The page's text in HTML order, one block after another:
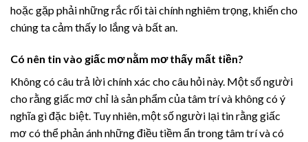
hoặc gặp phải những rắc rối tài chính nghiêm trọng, khiến cho
chúng ta cảm thấy lo lắng và bất an.
Có nên tin vào giấc mơ nằm mơ thấy mất tiền?
Không có câu trả lời chính xác cho câu hỏi này. Một số người
cho rằng giấc mơ chỉ là sản phẩm của tâm trí và không có ý
nghĩa gì đặc biệt. Tuy nhiên, một số người lại tin rằng giấc
mơ có thể phản ánh những điều tiềm ẩn trong tâm trí và có